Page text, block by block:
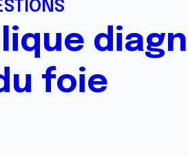
foie